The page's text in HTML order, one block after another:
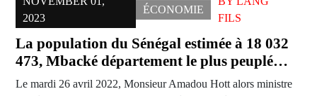
2023
ÉCONOMIE
FILS
La population du Sénégal estimée à 18 032
473, Mbacké département le plus peuplé…
Le mardi 26 avril 2022, Monsieur Amadou Hott alors ministre